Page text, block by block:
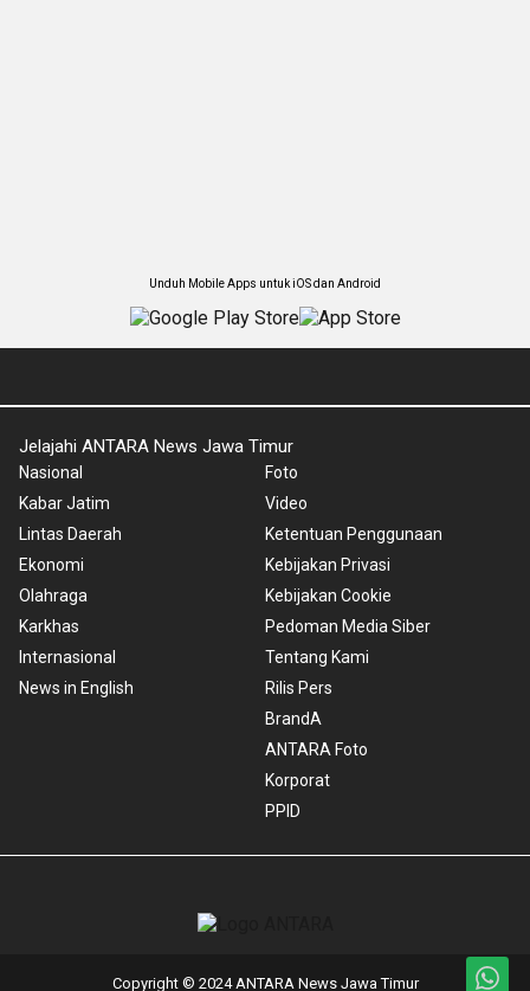
Unduh Mobile Apps untuk iOS dan Android
Jelajahi ANTARA News Jawa Timur
Nasional
Kabar Jatim
Lintas Daerah
Ekonomi
Olahraga
Karkhas
Internasional
News in English
Foto
Video
Ketentuan Penggunaan
Kebijakan Privasi
Kebijakan Cookie
Pedoman Media Siber
Tentang Kami
Rilis Pers
BrandA
ANTARA Foto
Korporat
PPID
Copyright © 2024 ANTARA News Jawa Timur